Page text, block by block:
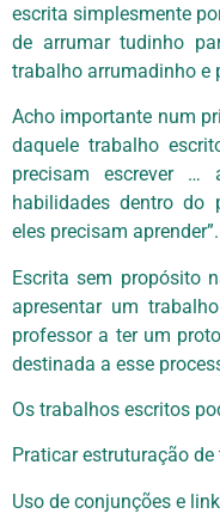
escrita simplesmente
de arrumar tudinho
trabalho arrumadinho e
Acho importante num
daquele trabalho
precisam escrever
habilidades dentro do
eles precisam aprender”.
Escrita sem propósito
apresentar um
professor a ter um
destinada a esse
Os trabalhos escritos
Praticar estruturação
Uso de conjunções e